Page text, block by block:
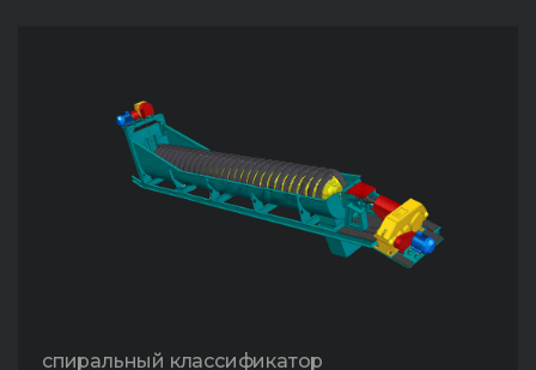
спиральный классификатор